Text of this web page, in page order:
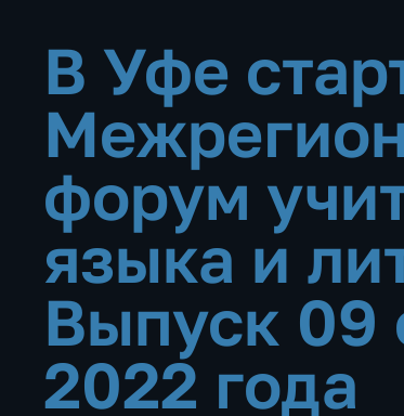
В Уфе
форум
языка и
Выпуск 09
2022 года